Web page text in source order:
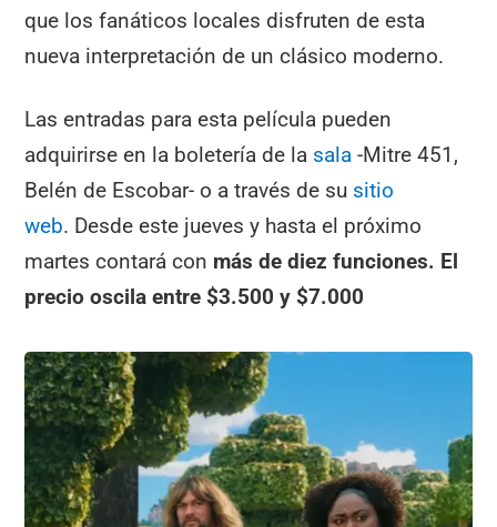
que los fanáticos locales disfruten de esta
nueva interpretación de un clásico moderno.
Las entradas para esta película pueden
adquirirse en la boletería de la sala -Mitre 451,
Belén de Escobar- o a través de su sitio
web. Desde este jueves y hasta el próximo
martes contará con más de diez funciones. El
precio oscila entre $3.500 y $7.000